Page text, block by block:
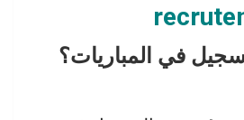
في المباريات؟